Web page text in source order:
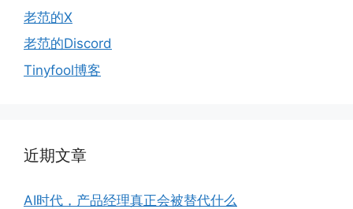
老范的X
老范的Discord
Tinyfool博客
近期文章
AI时代，产品经理真正会被替代什么